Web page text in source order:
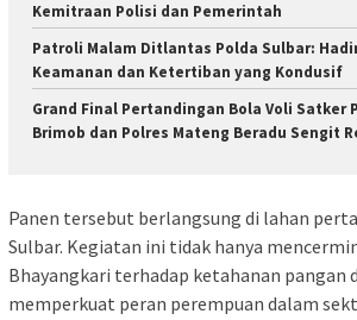
Kemitraan Polisi dan Pemerintah
Patroli Malam Ditlantas Polda Sulbar:
Keamanan dan Ketertiban yang Kondusif
Grand Final Pertandingan Bola Voli Satker
Brimob dan Polres Mateng Beradu Sengit
Panen tersebut berlangsung di lahan
Sulbar. Kegiatan ini tidak hanya
Bhayangkari terhadap ketahanan pangan
memperkuat peran perempuan dalam